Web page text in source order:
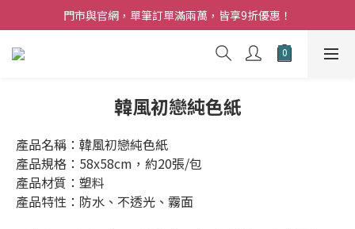
夏日購花福利．消費不限金額【贈】乾燥玫瑰乙束
門市與官網，單筆訂單滿兩萬，皆享9折優惠！
夏日購花福利．消費不限金額【贈】乾燥玫瑰乙束
韓風初戀純色紙
產品名稱：韓風初戀純色紙
產品規格：58x58cm，約20張/包
產品材質：塑料
產品特性：防水、不透光、霧面